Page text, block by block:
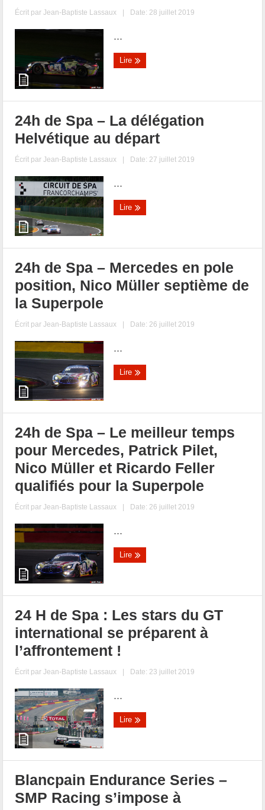
Écrit parJean-Baptiste Lassaux | Date: 28 juillet 2019
...
Lire
24h de Spa – La délégation
Helvétique au départ
Écrit parJean-Baptiste Lassaux | Date: 27 juillet 2019
...
Lire
24h de Spa – Mercedes en pole
position, Nico Müller septième de
la Superpole
Écrit parJean-Baptiste Lassaux | Date: 26 juillet 2019
...
Lire
24h de Spa – Le meilleur temps
pour Mercedes, Patrick Pilet,
Nico Müller et Ricardo Feller
qualifiés pour la Superpole
Écrit parJean-Baptiste Lassaux | Date: 26 juillet 2019
...
Lire
24 H de Spa : Les stars du GT
international se préparent à
l’affrontement !
Écrit parJean-Baptiste Lassaux | Date: 23 juillet 2019
...
Lire
Blancpain Endurance Series –
SMP Racing s’impose à